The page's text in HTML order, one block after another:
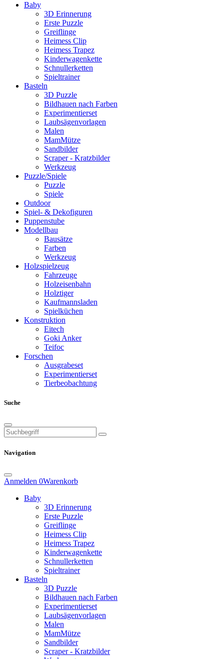
Baby
3D Erinnerung
Erste Puzzle
Greiflinge
Heimess Clip
Heimess Trapez
Kinderwagenkette
Schnullerketten
Spieltrainer
Basteln
3D Puzzle
Bildhauen nach Farben
Experimentierset
Laubsägenvorlagen
Malen
MamMütze
Sandbilder
Scraper - Kratzbilder
Werkzeug
Puzzle/Spiele
Puzzle
Spiele
Outdoor
Spiel- & Dekofiguren
Puppenstube
Modellbau
Bausätze
Farben
Werkzeug
Holzspielzeug
Fahrzeuge
Holzeisenbahn
Holztiger
Kaufmannsladen
Spielküchen
Konstruktion
Eitech
Goki Anker
Teifoc
Forschen
Ausgrabeset
Experimentierset
Tierbeobachtung
Suche
Navigation
Anmelden 0Warenkorb
Baby
3D Erinnerung
Erste Puzzle
Greiflinge
Heimess Clip
Heimess Trapez
Kinderwagenkette
Schnullerketten
Spieltrainer
Basteln
3D Puzzle
Bildhauen nach Farben
Experimentierset
Laubsägenvorlagen
Malen
MamMütze
Sandbilder
Scraper - Kratzbilder